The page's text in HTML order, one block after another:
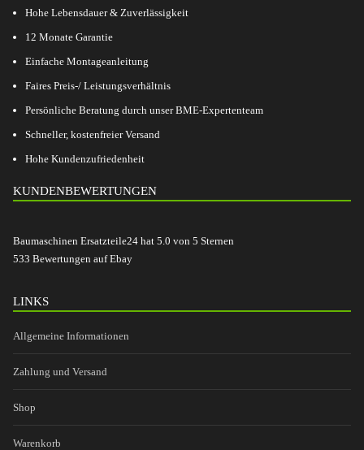
Hohe Lebensdauer & Zuverlässigkeit
12 Monate Garantie
Einfache Montageanleitung
Faires Preis-/ Leistungsverhältnis
Persönliche Beratung durch unser BME-Expertenteam
Schneller, kostenfreier Versand
Hohe Kundenzufriedenheit
KUNDENBEWERTUNGEN
Baumaschinen Ersatzteile24 hat 5.0 von 5 Sternen
533 Bewertungen auf Ebay
LINKS
Allgemeine Informationen
Zahlung und Versand
Shop
Warenkorb